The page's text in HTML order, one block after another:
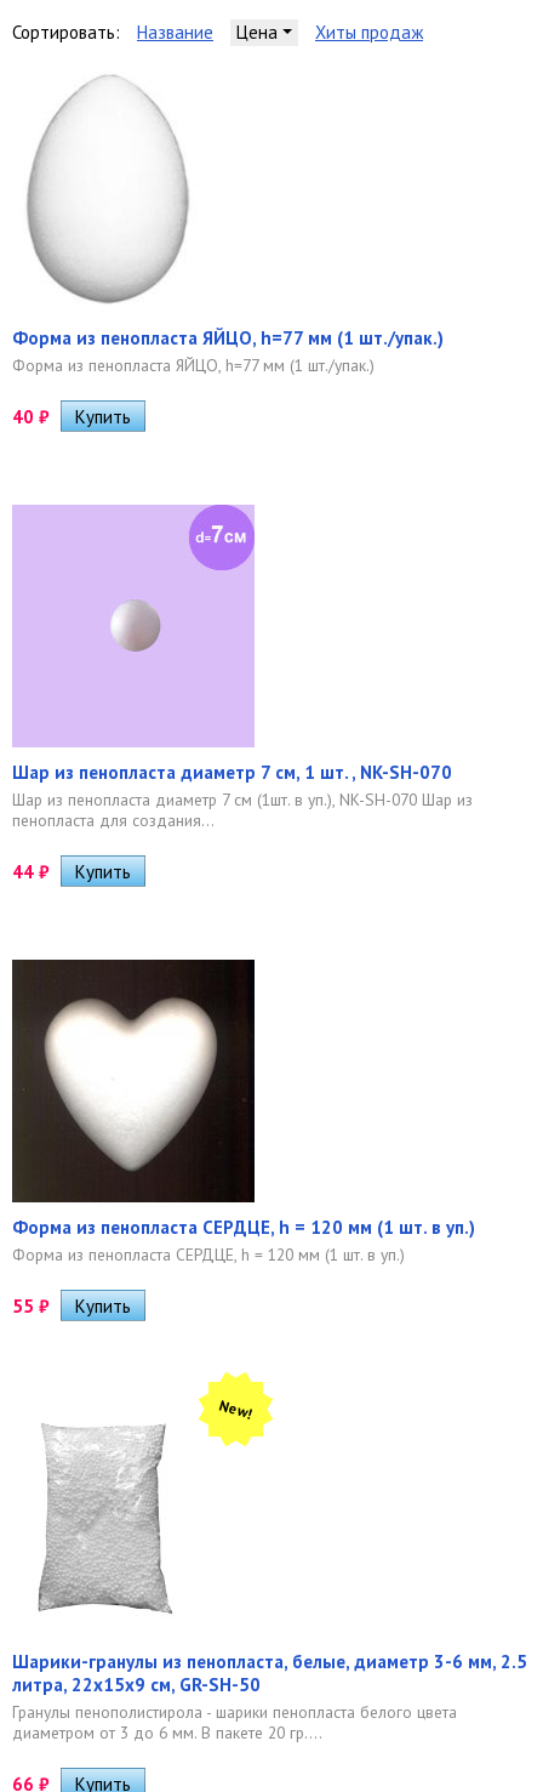
Сортировать: Название Цена Хиты продаж
Форма из пенопласта ЯЙЦО, h=77 мм (1 шт./упак.)
Форма из пенопласта ЯЙЦО, h=77 мм (1 шт./упак.)
40 ₽
Шар из пенопласта диаметр 7 см, 1 шт. , NK-SH-070
Шар из пенопласта диаметр 7 см (1шт. в уп.), NK-SH-070 Шар из
пенопласта для создания...
44 ₽
Форма из пенопласта СЕРДЦЕ, h = 120 мм (1 шт. в уп.)
Форма из пенопласта СЕРДЦЕ, h = 120 мм (1 шт. в уп.)
55 ₽
New!
Шарики-гранулы из пенопласта, белые, диаметр 3-6 мм, 2.5
литра, 22х15х9 см, GR-SH-50
Гранулы пенополистирола - шарики пенопласта белого цвета
диаметром от 3 до 6 мм. В пакете 20 гр....
66 ₽